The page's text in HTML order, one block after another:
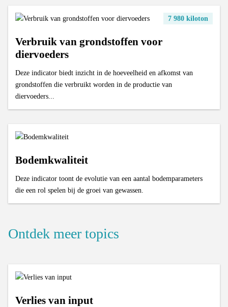
7 980 kiloton
Verbruik van grondstoffen voor
diervoeders
Deze indicator biedt inzicht in de hoeveelheid en afkomst van
grondstoffen die verbruikt worden in de productie van
diervoeders...
Bodemkwaliteit
Deze indicator toont de evolutie van een aantal bodemparameters
die een rol spelen bij de groei van gewassen.
Ontdek meer topics
Verlies van input